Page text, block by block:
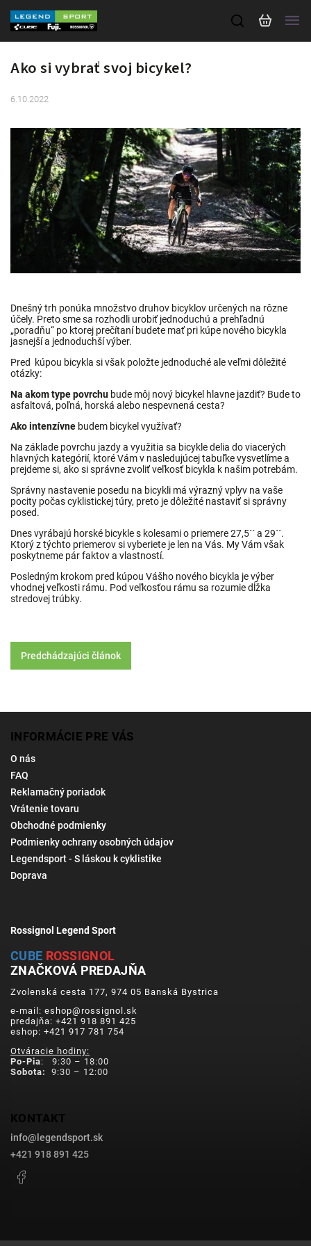
Ako si vybrať svoj bicykel?
6.10.2022
Dnešný trh ponúka množstvo druhov bicyklov určených na rôzne
účely. Preto sme sa rozhodli urobiť jednoduchú a prehľadnú
„poradňu“ po ktorej prečítaní budete mať pri kúpe nového bicykla
jasnejší a jednoduchší výber.
Pred kúpou bicykla si však položte jednoduché ale veľmi dôležité
otázky:
Na akom type povrchu bude môj nový bicykel hlavne jazdiť? Bude to
asfaltová, poľná, horská alebo nespevnená cesta?
Ako intenzívne budem bicykel využívať?
Na základe povrchu jazdy a využitia sa bicykle delia do viacerých
hlavných kategórií, ktoré Vám v nasledujúcej tabuľke vysvetlíme a
prejdeme si, ako si správne zvoliť veľkosť bicykla k našim potrebám.
Správny nastavenie posedu na bicykli má výrazný vplyv na vaše
pocity počas cyklistickej túry, preto je dôležité nastaviť si správny
posed.
Dnes vyrábajú horské bicykle s kolesami o priemere 27,5´´ a 29´´.
Ktorý z týchto priemerov si vyberiete je len na Vás. My Vám však
poskytneme pár faktov a vlastností.
Posledným krokom pred kúpou Vášho nového bicykla je výber
vhodnej veľkosti rámu. Pod veľkosťou rámu sa rozumie dĺžka
stredovej trúbky.
Predchádzajúci článok
INFORMÁCIE PRE VÁS
O nás
FAQ
Reklamačný poriadok
Vrátenie tovaru
Obchodné podmienky
Podmienky ochrany osobných údajov
Legendsport - S láskou k cyklistike
Doprava
Rossignol Legend Sport
CUBE ROSSIGNOL
ZNAČKOVÁ PREDAJŇA
Zvolenská cesta 177, 974 05 Banská Bystrica
e-mail: eshop@rossignol.sk
predajňa: +421 918 891 425
eshop: +421 917 781 754
Otváracie hodiny:
Po-Pia: 9:30 – 18:00
Sobota:
9:30 – 12:00
KONTAKT
info@ legendsport.sk
+421 918 891 425